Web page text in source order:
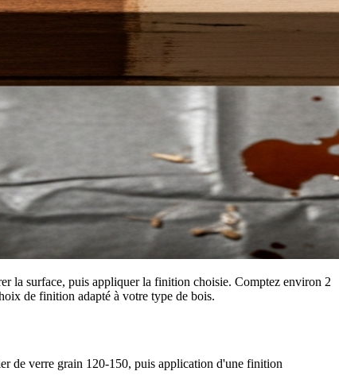
la surface, puis appliquer la finition choisie. Comptez environ 2
de finition adapté à votre type de bois.
de verre grain 120-150, puis application d'une finition